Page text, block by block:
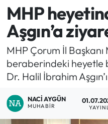
MHP
Aşgın’a
MHP Çorum İl
beraberindeki heyetle
Dr. Halil İbrahim
NACI AYGÜN
MUHABIR
Bilgi - Keşfet
Bilim ve Teknoloji
Boğazkale Haberleri
Çorum Son Dakika
Çorum Namaz
Çorum Trafik
TFF 1.Lig Puan
Son Dakika